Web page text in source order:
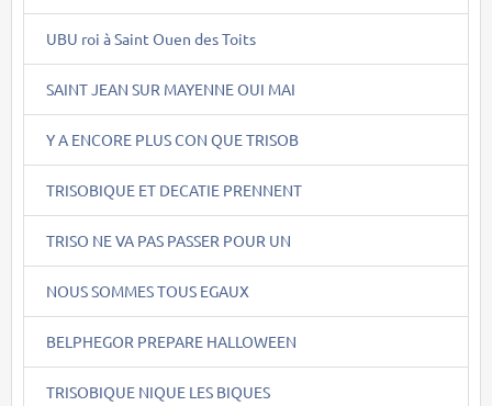
UBU roi à Saint Ouen des Toits
SAINT JEAN SUR MAYENNE OUI MAI
Y A ENCORE PLUS CON QUE TRISOB
TRISOBIQUE ET DECATIE PRENNENT
TRISO NE VA PAS PASSER POUR UN
NOUS SOMMES TOUS EGAUX
BELPHEGOR PREPARE HALLOWEEN
TRISOBIQUE NIQUE LES BIQUES